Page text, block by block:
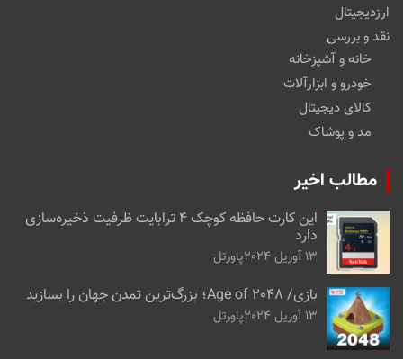
ارزدیجیتال
نقد و بررسی
خانه و آشپزخانه
خودرو و ابزارآلات
کالای دیجیتال
مد و پوشاک
مطالب اخیر
این کارت حافظه کوچک ۴ ترابایت ظرفیت ذخیره‌سازی
دارد
13 آوریل 2024 پاورتل
بازی/ Age of 2048؛ بزرگ‌ترین تمدن جهان را بسازید
13 آوریل 2024 پاورتل